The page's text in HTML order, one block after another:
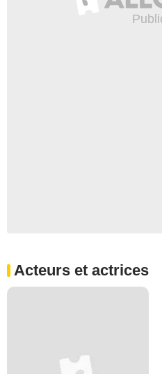
Acteurs et actrices